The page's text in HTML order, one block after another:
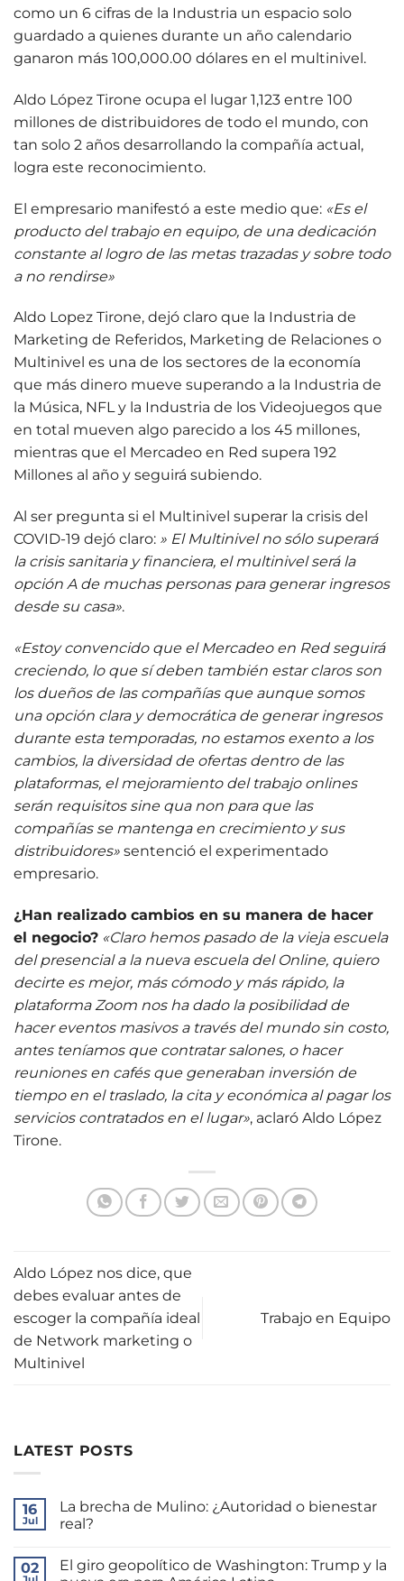
como un 6 cifras de la Industria un espacio solo
guardado a quienes durante un año calendario
ganaron más 100,000.00 dólares en el multinivel.
Aldo López Tirone ocupa el lugar 1,123 entre 100
millones de distribuidores de todo el mundo, con
tan solo 2 años desarrollando la compañía actual,
logra este reconocimiento.
El empresario manifestó a este medio que: «Es el
producto del trabajo en equipo, de una dedicación
constante al logro de las metas trazadas y sobre todo
a no rendirse»
Aldo Lopez Tirone, dejó claro que la Industria de
Marketing de Referidos, Marketing de Relaciones o
Multinivel es una de los sectores de la economía
que más dinero mueve superando a la Industria de
la Música, NFL y la Industria de los Videojuegos que
en total mueven algo parecido a los 45 millones,
mientras que el Mercadeo en Red supera 192
Millones al año y seguirá subiendo.
Al ser pregunta si el Multinivel superar la crisis del
COVID-19 dejó claro: » El Multinivel no sólo superará
la crisis sanitaria y financiera, el multinivel será la
opción A de muchas personas para generar ingresos
desde su casa».
«Estoy convencido que el Mercadeo en Red seguirá
creciendo, lo que sí deben también estar claros son
los dueños de las compañías que aunque somos
una opción clara y democrática de generar ingresos
durante esta temporadas, no estamos exento a los
cambios, la diversidad de ofertas dentro de las
plataformas, el mejoramiento del trabajo onlines
serán requisitos sine qua non para que las
compañías se mantenga en crecimiento y sus
distribuidores» sentenció el experimentado
empresario.
¿Han realizado cambios en su manera de hacer
el negocio? «Claro hemos pasado de la vieja escuela
del presencial a la nueva escuela del Online, quiero
decirte es mejor, más cómodo y más rápido, la
plataforma Zoom nos ha dado la posibilidad de
hacer eventos masivos a través del mundo sin costo,
antes teníamos que contratar salones, o hacer
reuniones en cafés que generaban inversión de
tiempo en el traslado, la cita y económica al pagar los
servicios contratados en el lugar», aclaró Aldo López
Tirone.
Aldo López nos dice, que
debes evaluar antes de
escoger la compañía ideal
de Network marketing o
Multinivel
Trabajo en Equipo
LATEST POSTS
16
Jul
La brecha de Mulino: ¿Autoridad o bienestar
real?
comentarios
02
El giro geopolítico de Washington: Trump y la